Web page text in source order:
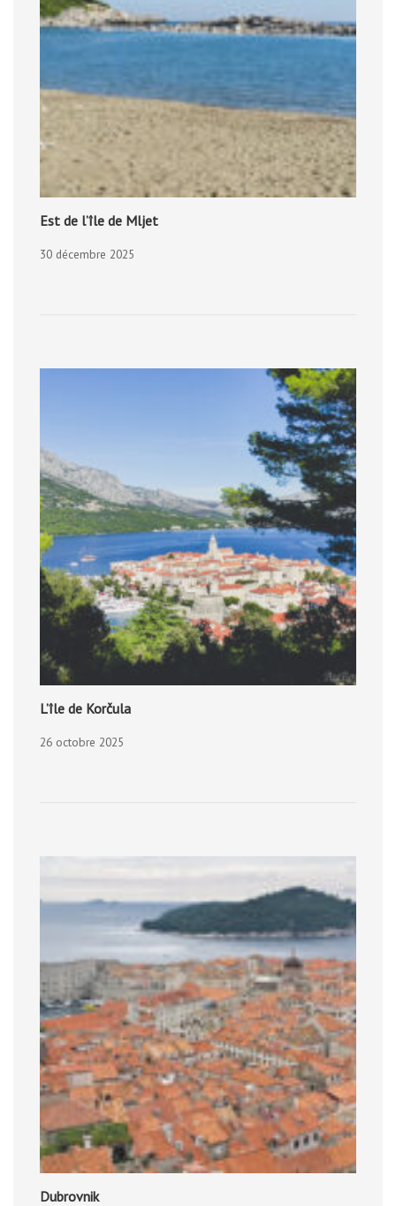
Est de l’île de Mljet
30 décembre 2025
L’île de Korčula
26 octobre 2025
Dubrovnik